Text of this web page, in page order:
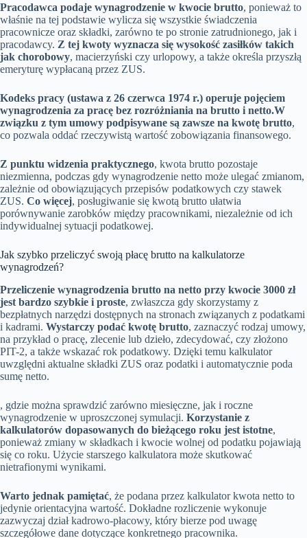
Pracodawca podaje wynagrodzenie w kwocie brutto, ponieważ to
właśnie na tej podstawie wylicza się wszystkie świadczenia
pracownicze oraz składki, zarówno te po stronie zatrudnionego, jak i
pracodawcy. Z tej kwoty wyznacza się wysokość zasiłków takich
jak chorobowy, macierzyński czy urlopowy, a także określa przyszłą
emeryturę wypłacaną przez ZUS.
Kodeks pracy (ustawa z 26 czerwca 1974 r.) operuje pojęciem
wynagrodzenia za pracę bez rozróżniania na brutto i netto.W
związku z tym umowy podpisywane są zawsze na kwotę brutto,
co pozwala oddać rzeczywistą wartość zobowiązania finansowego.
Z punktu widzenia praktycznego, kwota brutto pozostaje
niezmienna, podczas gdy wynagrodzenie netto może ulegać zmianom,
zależnie od obowiązujących przepisów podatkowych czy stawek
ZUS. Co więcej, posługiwanie się kwotą brutto ułatwia
porównywanie zarobków między pracownikami, niezależnie od ich
indywidualnej sytuacji podatkowej.
Jak szybko przeliczyć swoją płacę brutto na kalkulatorze
wynagrodzeń?
Przeliczenie wynagrodzenia brutto na netto przy kwocie 3000 zł
jest bardzo szybkie i proste, zwłaszcza gdy skorzystamy z
bezpłatnych narzędzi dostępnych na stronach związanych z podatkami
i kadrami. Wystarczy podać kwotę brutto, zaznaczyć rodzaj umowy,
na przykład o pracę, zlecenie lub dzieło, zdecydować, czy złożono
PIT-2, a także wskazać rok podatkowy. Dzięki temu kalkulator
uwzględni aktualne składki ZUS oraz podatki i automatycznie poda
sumę netto.
, gdzie można sprawdzić zarówno miesięczne, jak i roczne
wynagrodzenie w uproszczonej symulacji. Korzystanie z
kalkulatorów dopasowanych do bieżącego roku jest istotne,
ponieważ zmiany w składkach i kwocie wolnej od podatku pojawiają
się co roku. Użycie starszego kalkulatora może skutkować
nietrafionymi wynikami.
Warto jednak pamiętać, że podana przez kalkulator kwota netto to
jedynie orientacyjna wartość. Dokładne rozliczenie wykonuje
zazwyczaj dział kadrowo-płacowy, który bierze pod uwagę
szczegółowe dane dotyczące konkretnego pracownika.